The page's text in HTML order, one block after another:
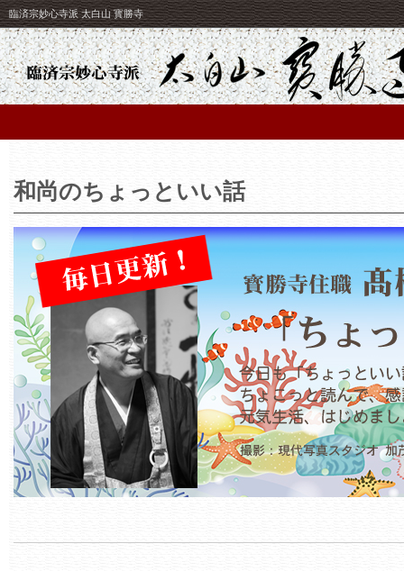
臨済宗妙心寺派 太白山 寳勝寺
和尚のちょっといい話